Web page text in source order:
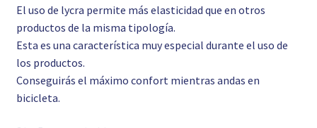
El uso de lycra permite más elasticidad que en otros
productos de la misma tipología.
Esta es una característica muy especial durante el uso de
los productos.
Conseguirás el máximo confort mientras andas en
bicicleta.